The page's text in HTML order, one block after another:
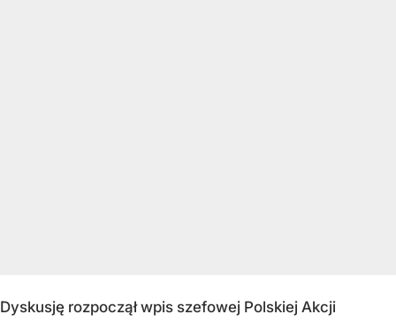
Dyskusję rozpoczął wpis szefowej Polskiej Akcji